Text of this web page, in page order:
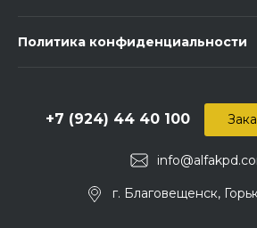
Политика конфиденциальности
+7 (924) 44 40 100
г. Благовещенск,